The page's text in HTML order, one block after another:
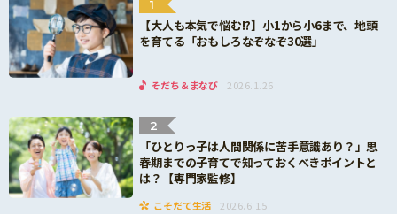
1
【大人も本気で悩む!?】小1から小6まで、地頭
を育てる「おもしろなぞなぞ30選」
そだち＆まなび 2026.1.26
2
「ひとりっ子は人間関係に苦手意識あり？」思
春期までの子育てで知っておくべきポイントと
は？【専門家監修】
こそだて生活 2026.6.15